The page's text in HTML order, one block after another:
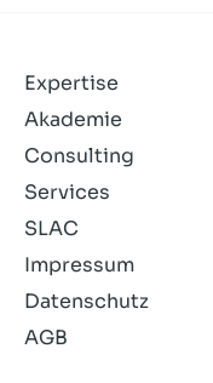
Expertise
Akademie
Consulting
Services
SLAC
Impressum
Datenschutz
AGB